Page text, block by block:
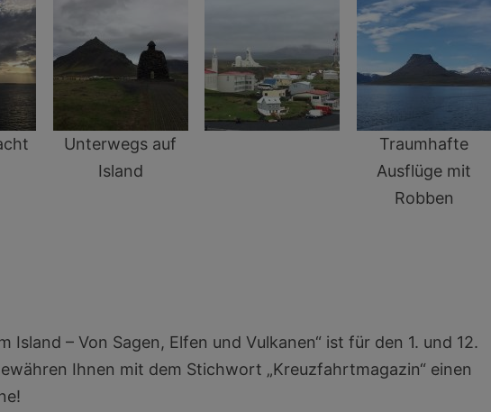
Unterwegs auf
Island
Traumhafte
Ausflüge mit
Robben
Island – Von Sagen, Elfen und Vulkanen“ ist für den 1. und 12.
Ihnen mit dem Stichwort „Kreuzfahrtmagazin“ einen